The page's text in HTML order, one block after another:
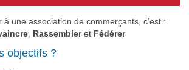
une association de commerçants, c’est :
Rassembleret Fédérer
objectifs ?